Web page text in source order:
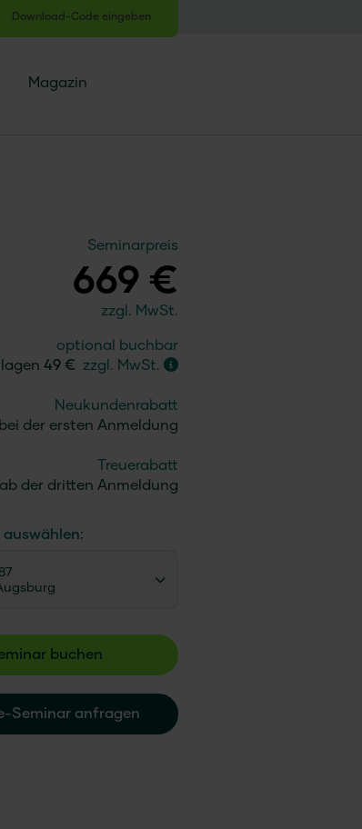
Download-Code eingeben
Magazin
Seminarpreis
669 €
zzgl. MwSt.
optional buchbar
49 € zzgl. MwSt.
Neukundenrabatt
der ersten Anmeldung
Treuerabatt
der dritten Anmeldung
auswählen:
buchen
Seminar anfragen